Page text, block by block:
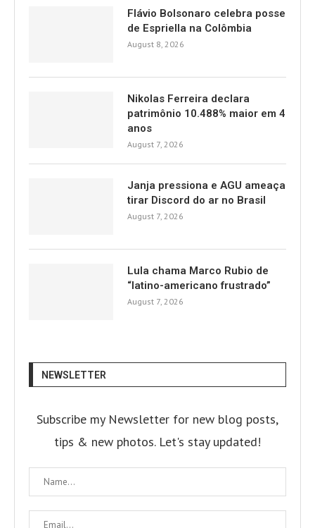
Flávio Bolsonaro celebra posse
de Espriella na Colômbia
August 8, 2026
Nikolas Ferreira declara
patrimônio 10.488% maior em 4
anos
August 7, 2026
Janja pressiona e AGU ameaça
tirar Discord do ar no Brasil
August 7, 2026
Lula chama Marco Rubio de
“latino-americano frustrado”
August 7, 2026
NEWSLETTER
Subscribe my Newsletter for new blog posts,
tips & new photos. Let's stay updated!